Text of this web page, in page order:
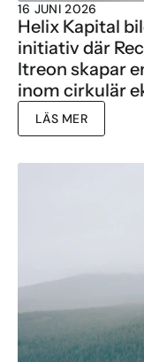
16 JUNI 2026
Helix Kapital
initiativ där
Itreon skapar
inom cirkulär
LÄS MER